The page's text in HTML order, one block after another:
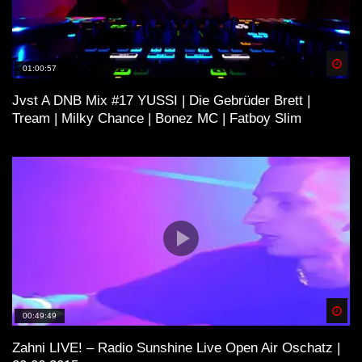
HEtZEr – Frohes Fest. [HARDTEKK]
GEFÜHLSTEKK • TEIL 5 • [S.M.] •
LIEBESKUMMER SET • 2021•
ER • U.V.M.
EntzugszKlinique & Cracky Koksberg –
Liveset @ Geile Teile Oster Stream
Hardtekk (wir tanzen im viereck)
SCHLEINI – NEW YEAR HARDTEKK
01:00:57
Jvst A DNB Mix #17 YUSSI | Die Gebrüder Brett |
Tream | Milky Chance | Bonez MC | Fatboy Slim
00:49:49
Zahni LIVE! – Radio Sunshine Live Open Air Oschatz |